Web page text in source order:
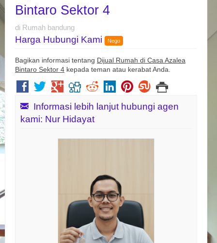
Bintaro Sektor 4
di Rumah bandung
Harga Hubungi Kami Nego
Bagikan informasi tentang Dijual Rumah di Casa Azalea
Bintaro Sektor 4 kepada teman atau kerabat Anda.
Informasi lebih lanjut hubungi agen
kami: Nur Hidayat